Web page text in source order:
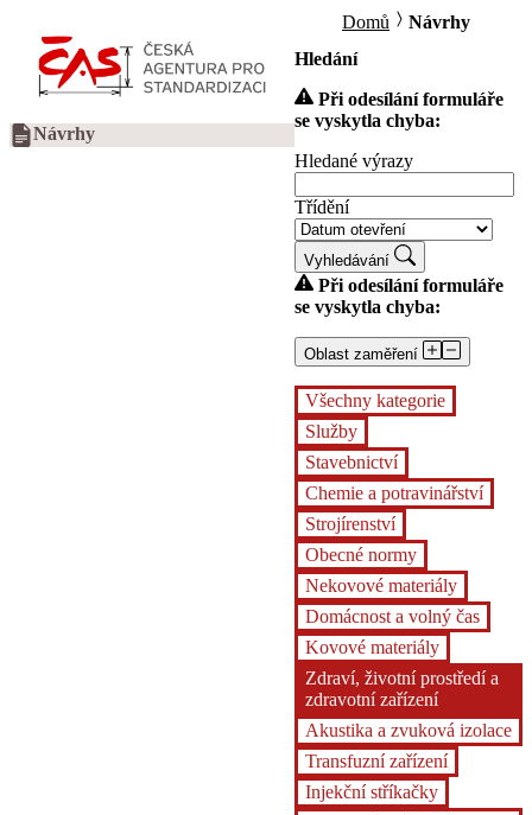
Návrhy
Domů
Návrhy
Hledání
Při odesílání formuláře
se vyskytla chyba:
Hledané výrazy
Třídění
Vyhledávání
Při odesílání formuláře
se vyskytla chyba:
Oblast zaměření
Všechny kategorie
Služby
Stavebnictví
Chemie a potravinářství
Strojírenství
Obecné normy
Nekovové materiály
Domácnost a volný čas
Kovové materiály
Zdraví, životní prostředí a
zdravotní zařízení
Akustika a zvuková izolace
Transfuzní zařízení
Injekční stříkačky